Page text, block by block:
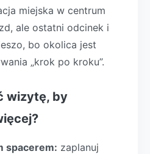
miejska w centrum
ale ostatni odcinek i
bo okolica jest
„krok po kroku”.
wizytę, by
spacerem: zaplanuj